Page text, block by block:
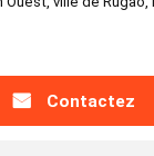
Contactez